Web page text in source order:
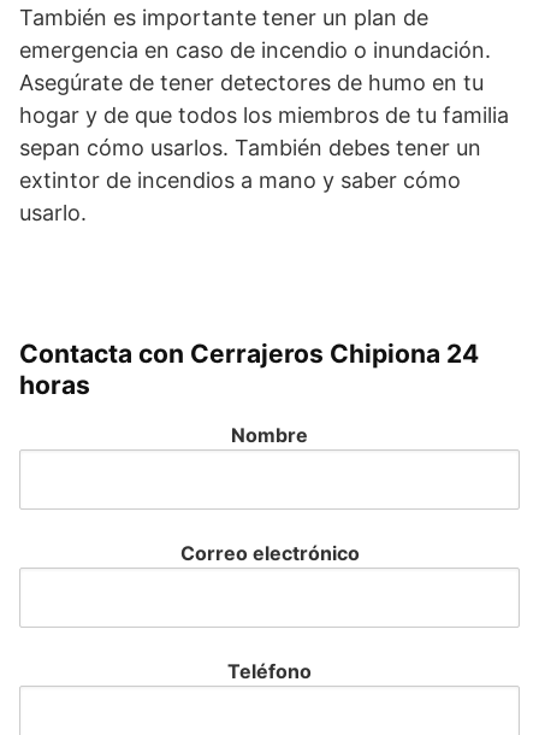
También es importante tener un plan de
emergencia en caso de incendio o inundación.
Asegúrate de tener detectores de humo en tu
hogar y de que todos los miembros de tu familia
sepan cómo usarlos. También debes tener un
extintor de incendios a mano y saber cómo
usarlo.
Contacta con Cerrajeros Chipiona 24
horas
Nombre
Correo electrónico
Teléfono